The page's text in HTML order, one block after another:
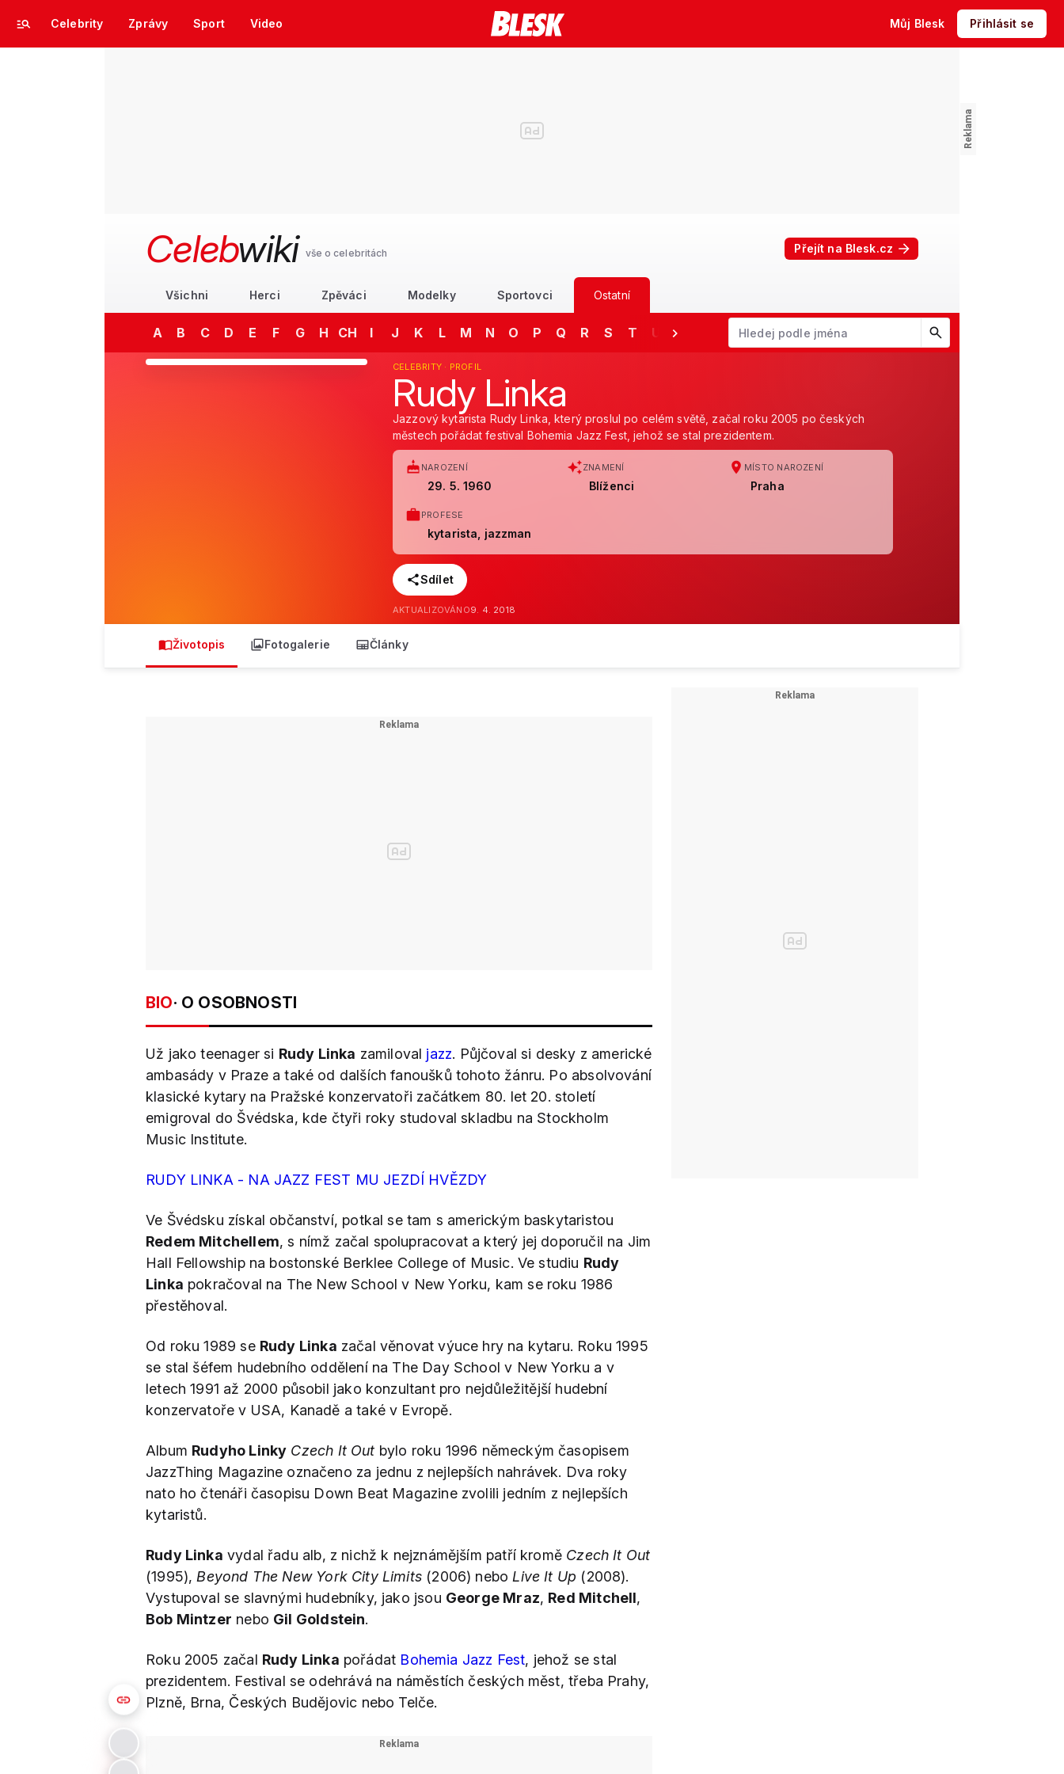
Celebrity Zprávy Sport Video Můj Blesk Přihlásit se
Celebwiki vše o celebritách Přejít na Blesk.cz
Všichni Herci Zpěváci Modelky Sportovci Ostatní
A B C D E F G H CH I J K L M N O P Q R S T U V Y Z
Začněte psát jméno. Šipkami dolů a nahoru procházejte návrhy,
CELEBRITY · PROFIL
Rudy Linka
Jazzový kytarista Rudy Linka, který proslul po celém světě, začal roku 2005 po českých
městech pořádat festival Bohemia Jazz Fest, jehož se stal prezidentem.
NAROZENÍ
29. 5. 1960
ZNAMENÍ
Blíženci
MÍSTO NAROZENÍ
Praha
PROFESE
kytarista, jazzman
Sdílet
AKTUALIZOVÁNO9. 4. 2018
Životopis Fotogalerie Články
BIO· O OSOBNOSTI
Už jako teenager si Rudy Linka zamiloval jazz. Půjčoval si desky z americké
ambasády v Praze a také od dalších fanoušků tohoto žánru. Po absolvování
klasické kytary na Pražské konzervatoři začátkem 80. let 20. století
emigroval do Švédska, kde čtyři roky studoval skladbu na Stockholm
Music Institute.
RUDY LINKA - NA JAZZ FEST MU JEZDÍ HVĚZDY
Ve Švédsku získal občanství, potkal se tam s americkým baskytaristou
Redem Mitchellem, s nímž začal spolupracovat a který jej doporučil na Jim
Hall Fellowship na bostonské Berklee College of Music. Ve studiu Rudy
Linka pokračoval na The New School v New Yorku, kam se roku 1986
přestěhoval.
Od roku 1989 se Rudy Linka začal věnovat výuce hry na kytaru. Roku 1995
se stal šéfem hudebního oddělení na The Day School v New Yorku a v
letech 1991 až 2000 působil jako konzultant pro nejdůležitější hudební
konzervatoře v USA, Kanadě a také v Evropě.
Album Rudyho Linky Czech It Out bylo roku 1996 německým časopisem
JazzThing Magazine označeno za jednu z nejlepších nahrávek. Dva roky
nato ho čtenáři časopisu Down Beat Magazine zvolili jedním z nejlepších
kytaristů.
Rudy Linka vydal řadu alb, z nichž k nejznámějším patří kromě Czech It Out
(1995), Beyond The New York City Limits (2006) nebo Live It Up (2008).
Vystupoval se slavnými hudebníky, jako jsou George Mraz, Red Mitchell,
Bob Mintzer nebo Gil Goldstein.
Roku 2005 začal Rudy Linka pořádat Bohemia Jazz Fest, jehož se stal
prezidentem. Festival se odehrává na náměstích českých měst, třeba Prahy,
Plzně, Brna, Českých Budějovic nebo Telče.